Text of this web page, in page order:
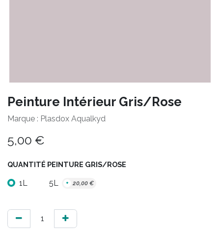
Peinture Intérieur Gris/Rose
Marque : Plasdox Aqualkyd
5,00 €
QUANTITÉ PEINTURE GRIS/ROSE
1L 5L + 20,00 €